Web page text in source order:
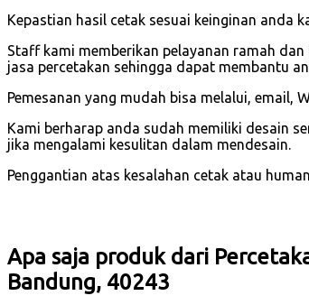
Kepastian hasil cetak sesuai keinginan anda
Staff kami memberikan pelayanan ramah
jasa percetakan sehingga dapat membantu
Pemesanan yang mudah bisa melalui, email,
Kami berharap anda sudah memiliki desain
jika mengalami kesulitan dalam mendesain.
Penggantian atas kesalahan cetak atau
Apa saja produk dari
Bandung, 40243